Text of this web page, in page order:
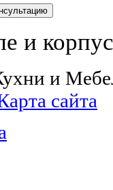
и
и
сайта